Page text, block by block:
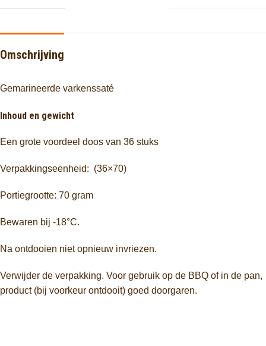
Omschrijving
Gemarineerde varkenssaté
Inhoud en gewicht
Een grote voordeel doos van 36 stuks
Verpakkingseenheid: (36×70)
Portiegrootte: 70 gram
Bewaren bij -18°C.
Na ontdooien niet opnieuw invriezen.
Verwijder de verpakking. Voor gebruik op de BBQ of in de pan,
product (bij voorkeur ontdooit) goed doorgaren.